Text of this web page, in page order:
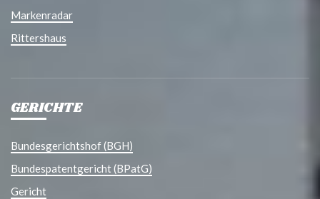
Markenradar
Rittershaus
GERICHTE
Bundesgerichtshof (BGH)
Bundespatentgericht (BPatG)
Gericht